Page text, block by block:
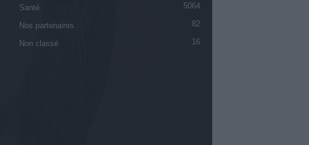
Santé 5064
Nos partenaires 82
Non classé 16